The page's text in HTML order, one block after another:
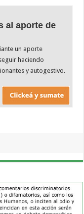
al aporte de
un aporte
haciendo
y autogestivo.